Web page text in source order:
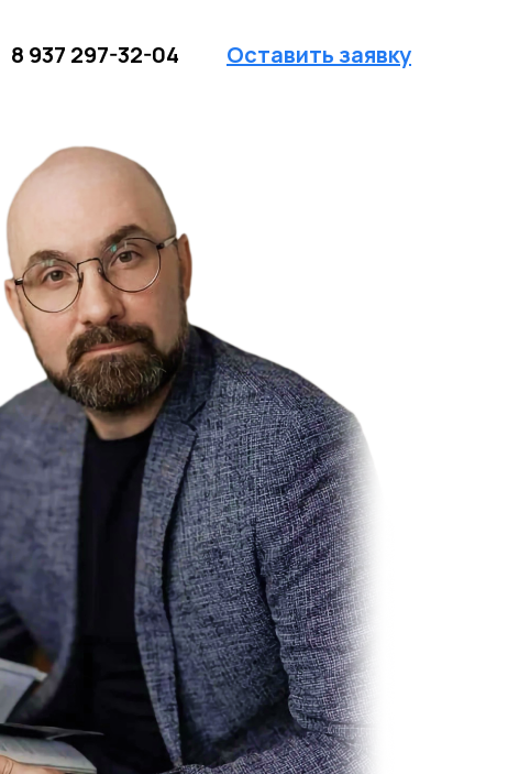
8 937 297-32-04 Оставить заявку